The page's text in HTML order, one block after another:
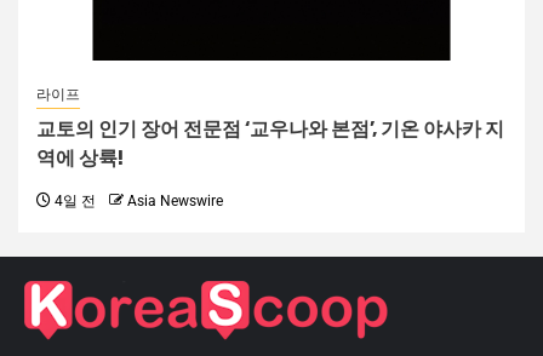
라이프
교토의 인기 장어 전문점 ‘교우나와 본점’, 기온 야사카 지
역에 상륙!
4일 전 Asia Newswire